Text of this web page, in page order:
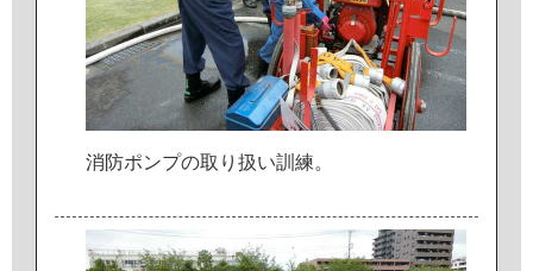
消防ポンプの取 り 扱い訓 練。